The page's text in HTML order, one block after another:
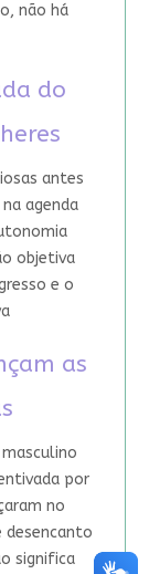
não há
do
antes
agenda
objetiva
e o
as
por
no
desencanto
significa